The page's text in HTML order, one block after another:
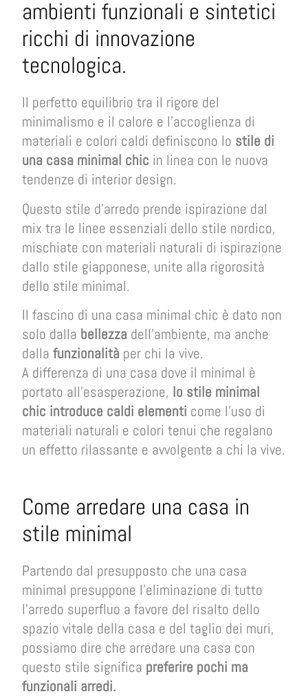
ambienti funzionali e sintetici
ricchi di innovazione
tecnologica.
Il perfetto equilibrio tra il rigore del
minimalismo e il calore e l’accoglienza di
materiali e colori caldi definiscono lo stile di
una casa minimal chic in linea con le nuova
tendenze di interior design.
Questo stile d’arredo prende ispirazione dal
mix tra le linee essenziali dello stile nordico,
mischiate con materiali naturali di ispirazione
dallo stile giapponese, unite alla rigorosità
dello stile minimal.
Il fascino di una casa minimal chic è dato non
solo dalla bellezza dell’ambiente, ma anche
dallafunzionalità per chi la vive.
A differenza di una casa dove il minimal è
portato all’esasperazione, lo stile minimal
chic introduce caldi elementi come l’uso di
materiali naturali e colori tenui che regalano
un effetto rilassante e avvolgente a chi la vive.
Come arredare una casa in
stile minimal
Partendo dal presupposto che una casa
minimal presuppone l’eliminazione di tutto
l’arredo superfluo a favore del risalto dello
spazio vitale della casa e del taglio dei muri,
possiamo dire che arredare una casa con
questo stile significa preferire pochi ma
funzionali arredi.